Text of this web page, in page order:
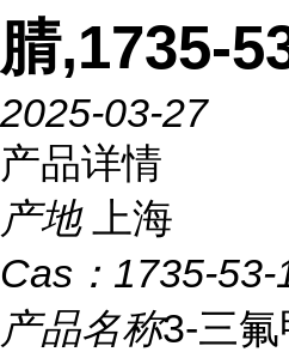
腈,1735-
2025-03-27
产品详情
产地
上海
Cas： 1735-53-
产品名称3-三